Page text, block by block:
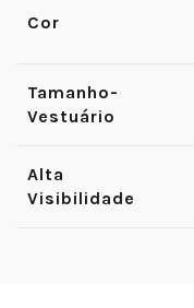
Cor
Tamanho-
Vestuário
Alta
Visibilidade